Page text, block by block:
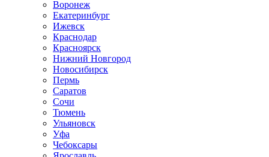
Воронеж
Екатеринбург
Ижевск
Краснодар
Красноярск
Нижний Новгород
Новосибирск
Пермь
Саратов
Сочи
Тюмень
Ульяновск
Уфа
Чебоксары